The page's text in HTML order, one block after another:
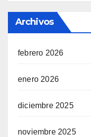
Archivos
febrero 2026
enero 2026
diciembre 2025
noviembre 2025